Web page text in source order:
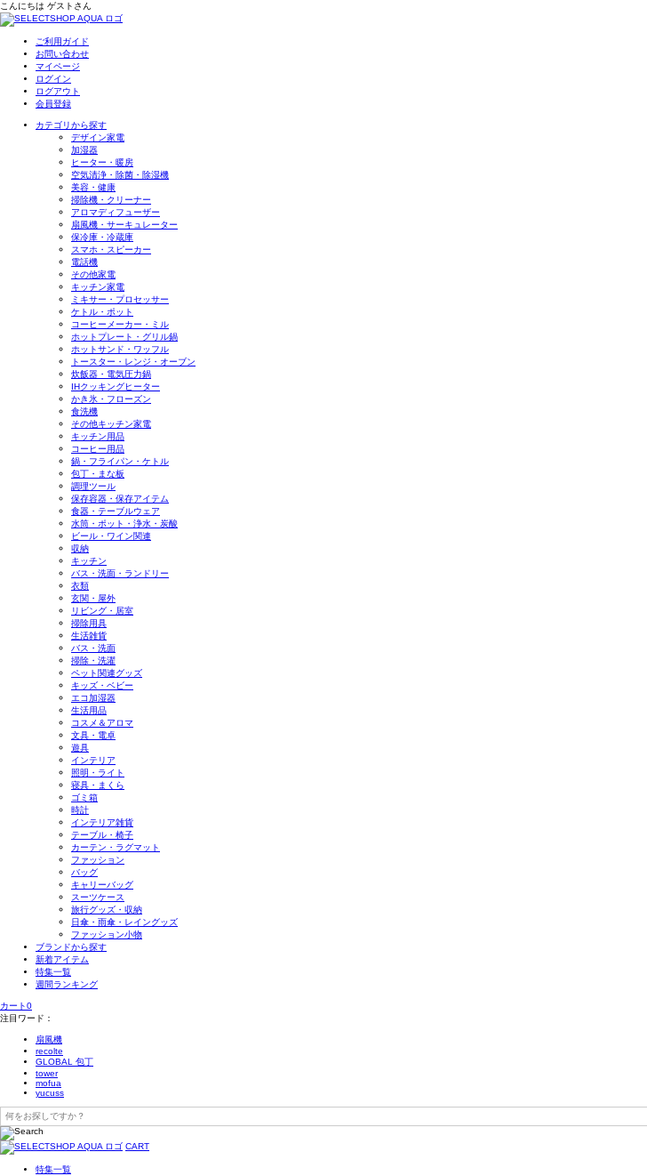
こんにちは ゲスト さん
ご利用ガイド
お問い合わせ
マイページ
ログイン
ログアウト
会員登録
カテゴリから探す
デザイン家電
加湿器
ヒーター・暖房
空気清浄・除菌・除湿機
美容・健康
掃除機・クリーナー
アロマディフューザー
扇風機・サーキュレーター
保冷庫・冷蔵庫
スマホ・スピーカー
電話機
その他家電
キッチン家電
ミキサー・プロセッサー
ケトル・ポット
コーヒーメーカー・ミル
ホットプレート・グリル鍋
ホットサンド・ワッフル
トースター・レンジ・オーブン
炊飯器・電気圧力鍋
IHクッキングヒーター
かき氷・フローズン
食洗機
その他キッチン家電
キッチン用品
コーヒー用品
鍋・フライパン・ケトル
包丁・まな板
調理ツール
保存容器・保存アイテム
食器・テーブルウェア
水筒・ポット・浄水・炭酸
ビール・ワイン関連
収納
キッチン
バス・洗面・ランドリー
衣類
玄関・屋外
リビング・居室
掃除用具
生活雑貨
バス・洗面
掃除・洗濯
ペット関連グッズ
キッズ・ベビー
エコ加湿器
生活用品
コスメ＆アロマ
文具・電卓
遊具
インテリア
照明・ライト
寝具・まくら
ゴミ箱
時計
インテリア雑貨
テーブル・椅子
カーテン・ラグマット
ファッション
バッグ
キャリーバッグ
スーツケース
旅行グッズ・収納
日傘・雨傘・レイングッズ
ファッション小物
ブランドから探す
新着アイテム
特集一覧
週間ランキング
カート0
注目ワード：
扇風機
recolte
GLOBAL 包丁
tower
mofua
yucuss
CART
特集一覧